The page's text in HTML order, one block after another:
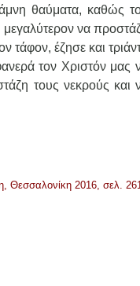
θαύματα, καθώς
να
τάφον, έζησε και
τον Χριστόν μας
τους νεκρούς και
Θεσσαλονίκη 2016, σελ.